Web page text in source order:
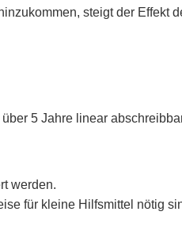
steigt der Effekt
5 Jahre linear
werden.
für kleine Hilfsmittel nötig